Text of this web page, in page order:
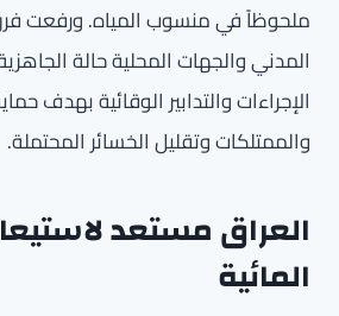
ملحوظاً في منسوب المياه. ورفعت
المدني والجهات المحلية حالة
الإجراءات والتدابير الوقائية بهدف
والممتلكات وتقليل الخسائر المحتملة.
العراق مستعد
المائية